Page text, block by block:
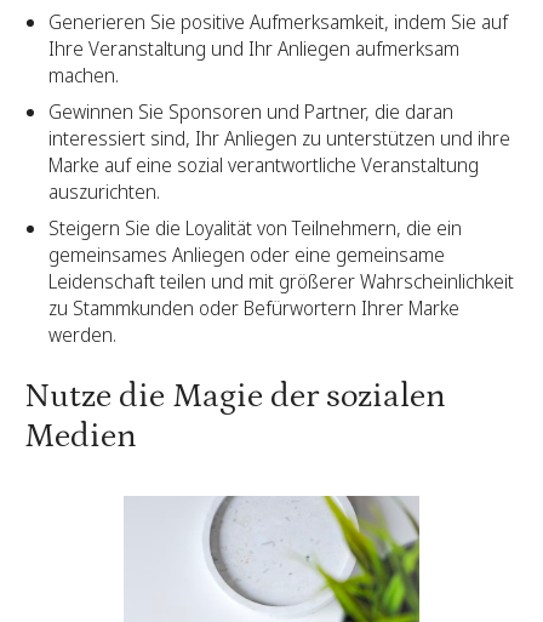
Generieren Sie positive Aufmerksamkeit, indem Sie auf
Ihre Veranstaltung und Ihr Anliegen aufmerksam
machen.
Gewinnen Sie Sponsoren und Partner, die daran
interessiert sind, Ihr Anliegen zu unterstützen und ihre
Marke auf eine sozial verantwortliche Veranstaltung
auszurichten.
Steigern Sie die Loyalität von Teilnehmern, die ein
gemeinsames Anliegen oder eine gemeinsame
Leidenschaft teilen und mit größerer Wahrscheinlichkeit
zu Stammkunden oder Befürwortern Ihrer Marke
werden.
Nutze die Magie der sozialen
Medien